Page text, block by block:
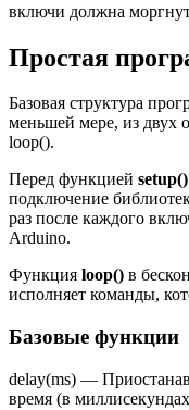
включи должна
Простая
Базовая структура
меньшей мере, из двух
loop().
Перед функцией setup()
подключение
раз после каждого
Arduino.
Функция loop() в
исполняет команды,
Базовые функции
delay(ms) —
время (в